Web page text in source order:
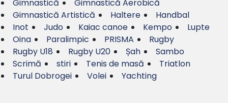
Gimnastică
Gimnastică Aerobică
Gimnastică Artistică
Haltere
Handbal
Inot
Judo Kaiac canoe Kempo
Lupte
Oina
Paralimpic PRISMA
Rugby
Rugby U18
Rugby U20 Șah
Sambo
Scrimă
stiri Tenis de masă
Triatlon
Turul Dobrogei
Volei Yachting